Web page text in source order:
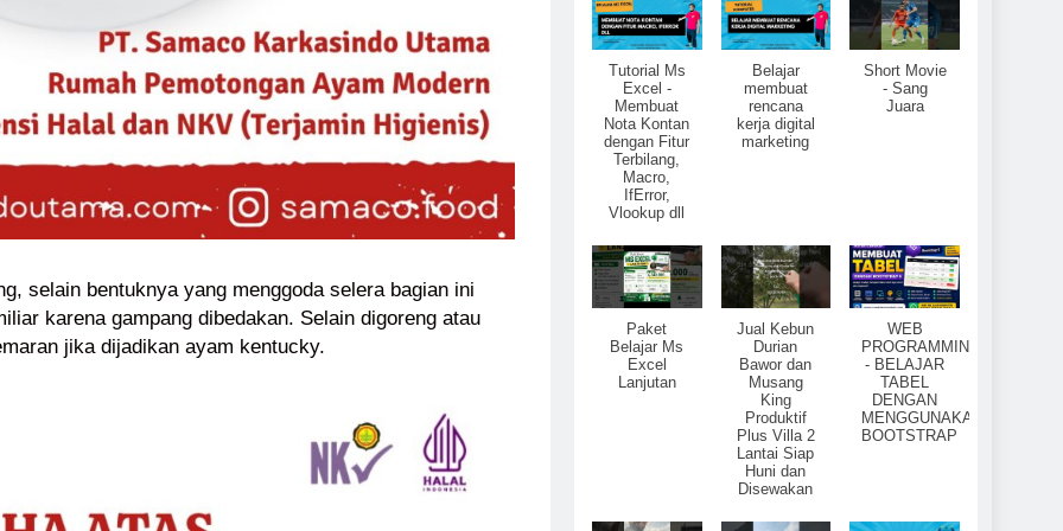
selain bentuknya yang menggoda selera bagian ini
karena gampang dibedakan. Selain digoreng atau
jika dijadikan ayam kentucky.
Tutorial Ms
Excel -
Membuat
Nota Kontan
dengan Fitur
Terbilang,
Macro,
IfError,
Vlookup dll
Belajar
membuat
rencana
kerja digital
marketing
Short Movie
- Sang
Juara
Paket
Belajar Ms
Excel
Lanjutan
Jual Kebun
Durian
Bawor dan
Musang
King
Produktif
Plus Villa 2
Lantai Siap
Huni dan
Disewakan
WEB
PROGRAMMING
- BELAJAR
TABEL
DENGAN
MENGGUNAKAN
BOOTSTRAP